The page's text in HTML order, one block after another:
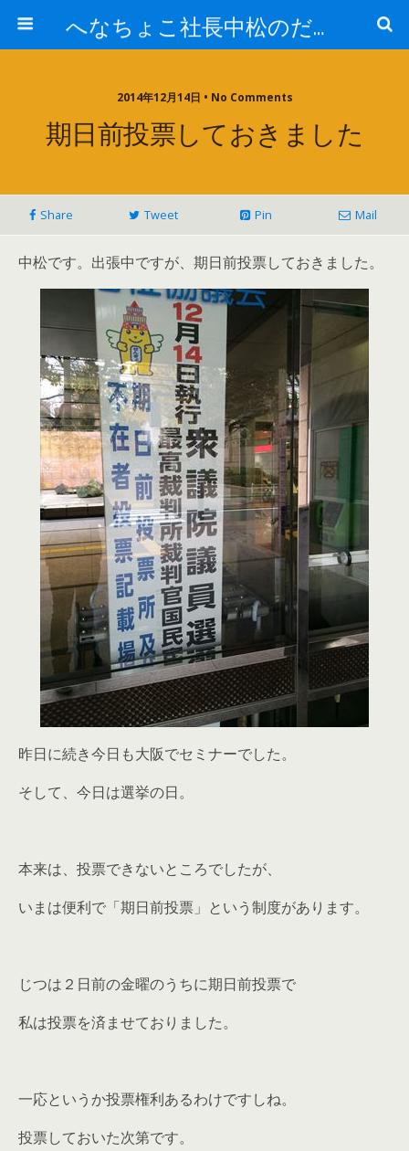
へなちょこ社長中松のだるだる日記
2014年12月14日 • No Comments
期日前投票しておきました
Share Tweet Pin Mail
中松です。出張中ですが、期日前投票しておきました。
昨日に続き今日も大阪でセミナーでした。
そして、今日は選挙の日。
本来は、投票できないところでしたが、
いまは便利で「期日前投票」という制度があります。
じつは２日前の金曜のうちに期日前投票で
私は投票を済ませておりました。
一応というか投票権利あるわけですしね。
投票しておいた次第です。